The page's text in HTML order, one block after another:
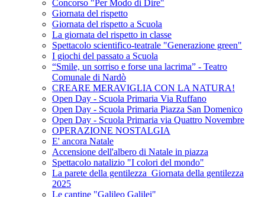
Concorso "Per Modo di Dire"
Giornata del rispetto
Giornata del rispetto a Scuola
La giornata del rispetto in classe
Spettacolo scientifico-teatrale "Generazione green"
I giochi del passato a Scuola
“Smile, un sorriso e forse una lacrima” - Teatro
Comunale di Nardò
CREARE MERAVIGLIA CON LA NATURA!
Open Day - Scuola Primaria Via Ruffano
Open Day - Scuola Primaria Piazza San Domenico
Open Day - Scuola Primaria via Quattro Novembre
OPERAZIONE NOSTALGIA
E' ancora Natale
Accensione dell'albero di Natale in piazza
Spettacolo natalizio "I colori del mondo"
La parete della gentilezza_Giornata della gentilezza
2025
Le cantine "Galileo Galilei"